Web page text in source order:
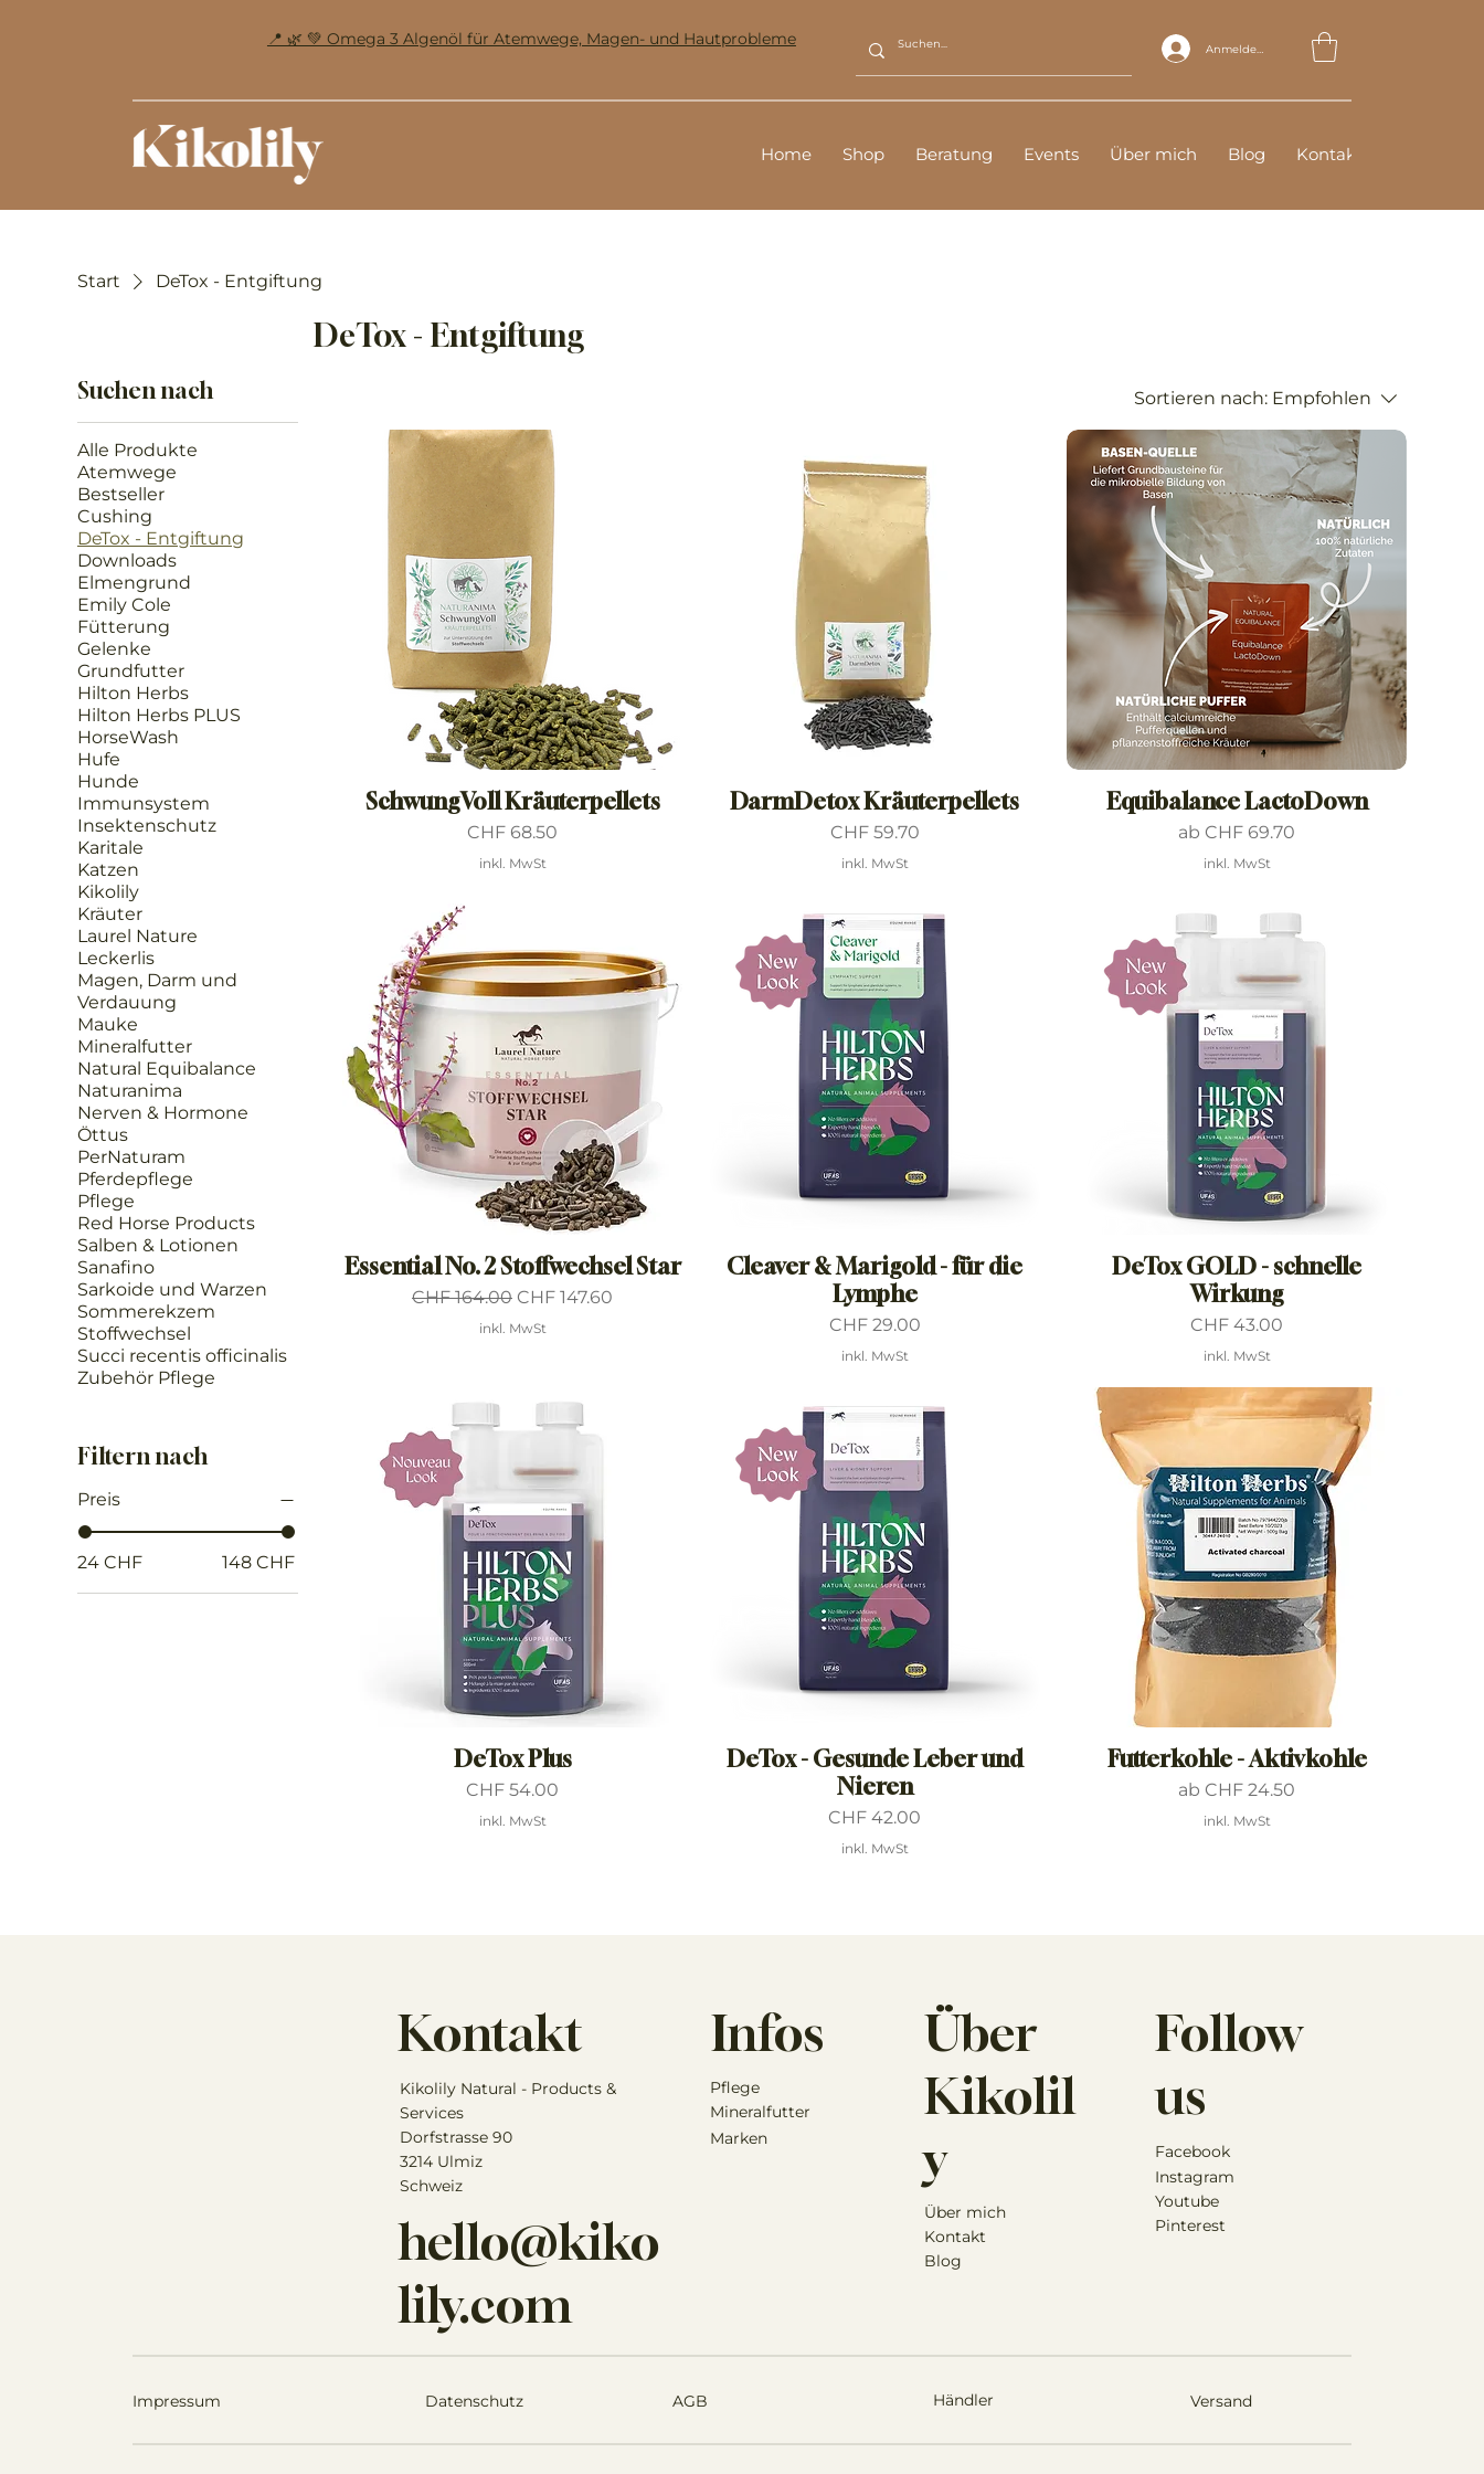
Home Shop Beratung Events Über mich Blog Kontakt
Anmelden
📍 🌿 💚 Omega 3 Algenöl für Atemwege, Magen- und Hautprobleme
Start DeTox - Entgiftung
DeTox - Entgiftung
Suchen nach
Alle Produkte
Atemwege
Bestseller
Cushing
DeTox - Entgiftung
Downloads
Elmengrund
Emily Cole
Fütterung
Gelenke
Grundfutter
Hilton Herbs
Hilton Herbs PLUS
HorseWash
Hufe
Hunde
Immunsystem
Insektenschutz
Karitale
Katzen
Kikolily
Kräuter
Laurel Nature
Leckerlis
Magen, Darm und
Verdauung
Mauke
Mineralfutter
Natural Equibalance
Naturanima
Nerven & Hormone
Öttus
PerNaturam
Pferdepflege
Pflege
Red Horse Products
Salben & Lotionen
Sanafino
Sarkoide und Warzen
Sommerekzem
Stoffwechsel
Succi recentis officinalis
Zubehör Pflege
Filtern nach
Preis
24 CHF 148 CHF
Sortieren nach: Empfohlen
SchwungVoll Kräuterpellets
Preis
CHF 68.50
inkl. MwSt
DarmDetox Kräuterpellets
Preis
CHF 59.70
inkl. MwSt
Equibalance LactoDown
ab CHF 69.70
Sale-Preis
inkl. MwSt
Essential No. 2 Stoffwechsel Star
Standardpreis
CHF 164.00 Sale-Preis
CHF 147.60
inkl. MwSt
Cleaver & Marigold - für die
Lymphe
Preis
CHF 29.00
inkl. MwSt
DeTox GOLD - schnelle
Wirkung
Preis
CHF 43.00
inkl. MwSt
DeTox Plus
Preis
CHF 54.00
inkl. MwSt
DeTox - Gesunde Leber und
Nieren
Preis
CHF 42.00
inkl. MwSt
Futterkohle - Aktivkohle
ab CHF 24.50
Sale-Preis
inkl. MwSt
Impressum Datenschutz AGB Händler Versand
Kontakt
Kikolily Natural - Products &
Services
Dorfstrasse 90
3214 Ulmiz
Schweiz
hello@kiko
lily.com
Follow
us
Facebook
Instagram
Youtube
Pinterest
Infos
Pflege
Mineralfutter
Marken
Über
Kikolil
y
Über mich
Kontakt
Blog